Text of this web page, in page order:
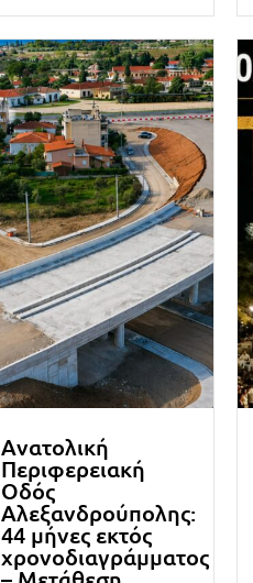
Ανατολική
Περιφερειακή
Οδός
Αλεξανδρούπολης:
44 μήνες εκτός
χρονοδιαγράμματος